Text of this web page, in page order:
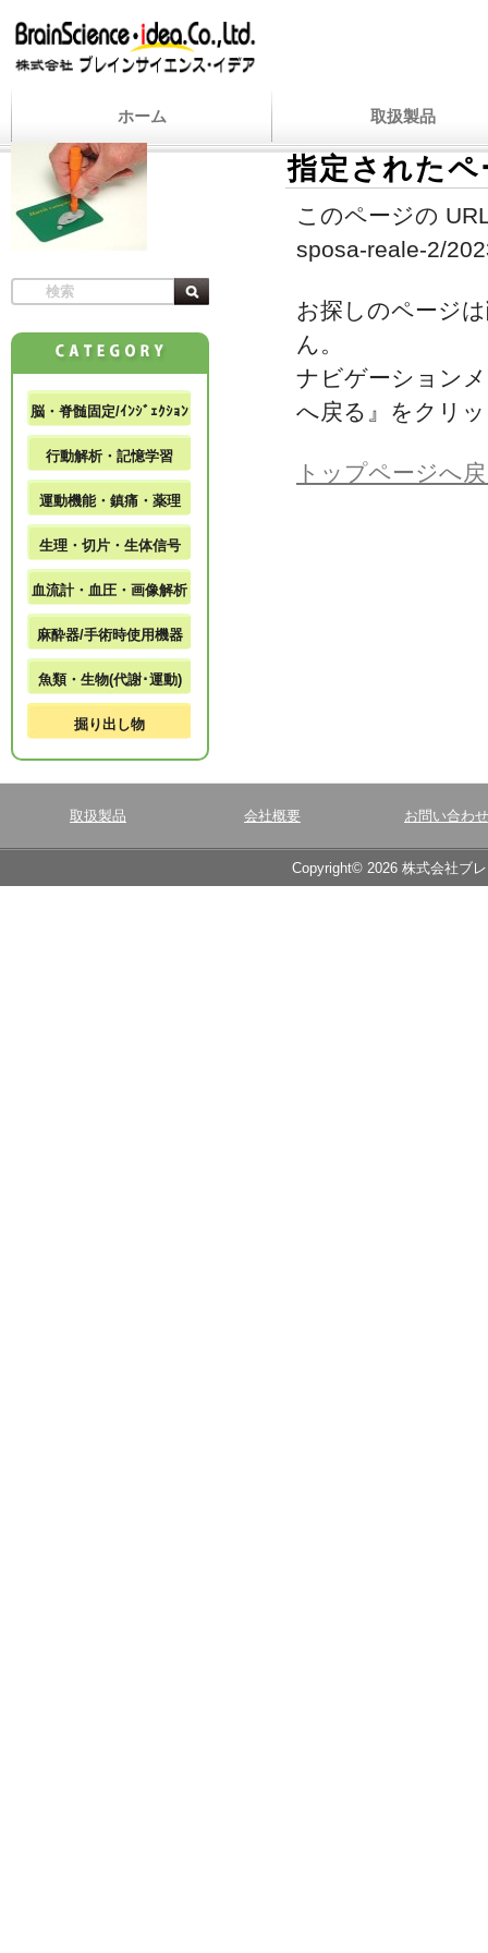
ホーム 取扱製品
指定された
このページの
sposa-reale-2/
お探しのページ
ん。
ナビゲーション
へ戻る』をクリ
トップページへ
脳・脊髄固定/ｲﾝｼﾞｪｸｼｮﾝ
行動解析・記憶学習
運動機能・鎮痛・薬理
生理・切片・生体信号
血流計・血圧・画像解析
麻酔器/手術時使用機器
魚類・生物(代謝･運動)
掘り出し物
取扱製品 会社概要 お問い合わせ
Copyright© 2026 株式会社ブ